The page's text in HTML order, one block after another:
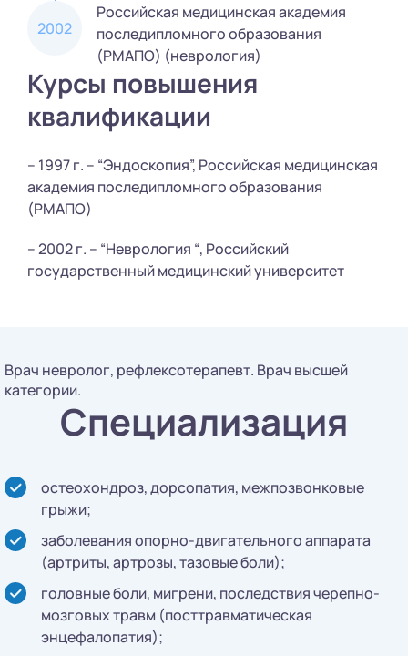
2002
Российская медицинская академия
последипломного образования
(РМАПО) (неврология)
Курсы повышения
квалификации
– 1997 г. – “Эндоскопия”, Российская медицинская
академия последипломного образования
(РМАПО)
– 2002 г. – “Неврология “, Российский
государственный медицинский университет
Врач невролог, рефлексотерапевт. Врач высшей
категории.
Специализация
остеохондроз, дорсопатия, межпозвонковые
грыжи;
заболевания опорно-двигательного аппарата
(артриты, артрозы, тазовые боли);
головные боли, мигрени, последствия черепно-
мозговых травм (посттравматическая
энцефалопатия);